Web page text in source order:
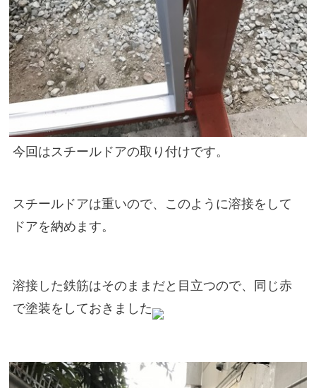
採用情報
サイトマップ
今回はスチールドアの取り付けです。
スチールドアは重いので、このように溶接をして
ドアを納めます。
溶接した鉄筋はそのままだと目立つので、同じ赤
で塗装をしておきました